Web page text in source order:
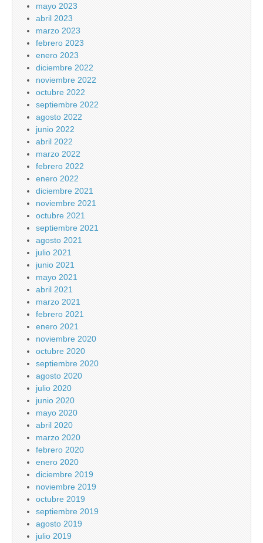
mayo 2023
abril 2023
marzo 2023
febrero 2023
enero 2023
diciembre 2022
noviembre 2022
octubre 2022
septiembre 2022
agosto 2022
junio 2022
abril 2022
marzo 2022
febrero 2022
enero 2022
diciembre 2021
noviembre 2021
octubre 2021
septiembre 2021
agosto 2021
julio 2021
junio 2021
mayo 2021
abril 2021
marzo 2021
febrero 2021
enero 2021
noviembre 2020
octubre 2020
septiembre 2020
agosto 2020
julio 2020
junio 2020
mayo 2020
abril 2020
marzo 2020
febrero 2020
enero 2020
diciembre 2019
noviembre 2019
octubre 2019
septiembre 2019
agosto 2019
julio 2019